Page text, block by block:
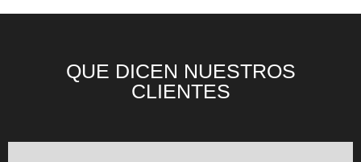
QUE DICEN NUESTROS
CLIENTES